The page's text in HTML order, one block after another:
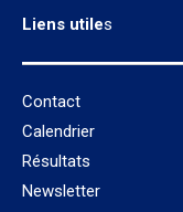
Liens utiles
Contact
Calendrier
Résultats
Newsletter